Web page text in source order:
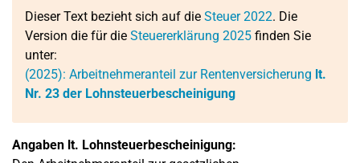
Dieser Text bezieht sich auf die Steuer 2022. Die
Version die für die Steuererklärung 2025 finden Sie
unter:
(2025): Arbeitnehmeranteil zur Rentenversicherung lt.
Nr. 23 der Lohnsteuerbescheinigung
Angaben lt. Lohnsteuerbescheinigung: